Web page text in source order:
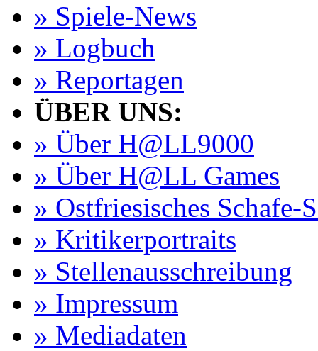
» Spiele-News
» Logbuch
» Reportagen
ÜBER UNS:
» Über H@LL9000
» Über H@LL Games
» Ostfriesisches Schafe-
» Kritikerportraits
» Stellenausschreibung
» Impressum
» Mediadaten